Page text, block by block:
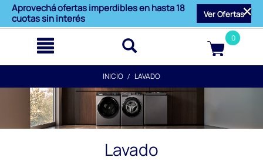
Aprovechá ofertas imperdibles en hasta 18
cuotas sin interés
Ver Ofertas
text.skipToContent
text.skipToNavigation
0
INICIO LAVADO
Lavado